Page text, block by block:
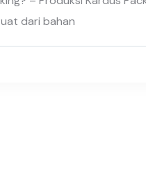
dari bahan